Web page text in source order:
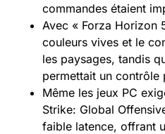
commandes étaient
Avec « Forza Horizon
couleurs vives et le
les paysages, tandis
permettait un contrôle
Même les jeux PC
Strike: Global
faible latence, offrant